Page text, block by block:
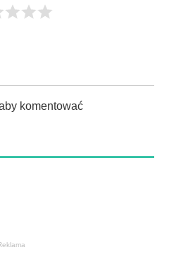
komentować